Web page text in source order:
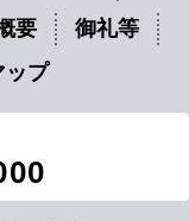
要
御礼等
ップ